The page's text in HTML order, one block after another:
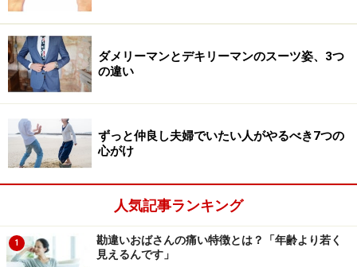
愛しているわけです。
男性だって人間だし、動物だから。自分にはない匂い……
たとえば、女性らしい香りがすると、キュンとくるんで
れをまとうことで、恋愛する準備ができているという合
図をする。つまり「五感の会話」になるんですね。
っていうか、恋愛したいと言いながら汗ばんだ匂いや加
齢臭を放置して、くっさい香りで歩き回ってるとか、地
獄ですよ！ 人間、無臭では生きていけないんだから！い
ますぐ、五感を磨いて、いい香りのオンナになりなさ
ダメリーマンとデキリーマンのスーツ姿、3つ
の違い
ずっと仲良し夫婦でいたい人がやるべき7つの
心がけ
人気記事ランキング
1
勘違いおばさんの痛い特徴とは？「年齢より若く
見えるんです」